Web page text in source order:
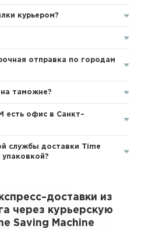
курьером?
отправка по городам
таможне?
есть офис в Санкт–
службы доставки Time
из
через курьерскую
Saving Machine